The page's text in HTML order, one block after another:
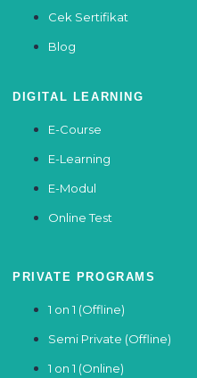
Cek Sertifikat
Blog
DIGITAL LEARNING
E-Course
E-Learning
E-Modul
Online Test
PRIVATE PROGRAMS
1 on 1 (Offline)
Semi Private (Offline)
1 on 1 (Online)